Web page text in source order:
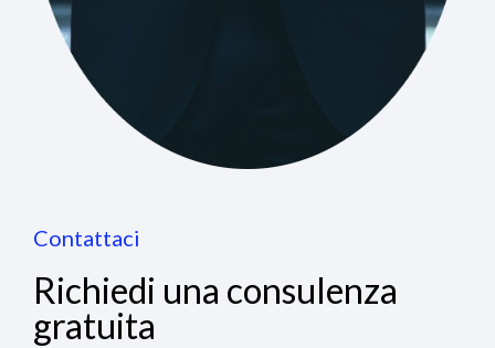
Contattaci
Richiedi una consulenza
gratuita